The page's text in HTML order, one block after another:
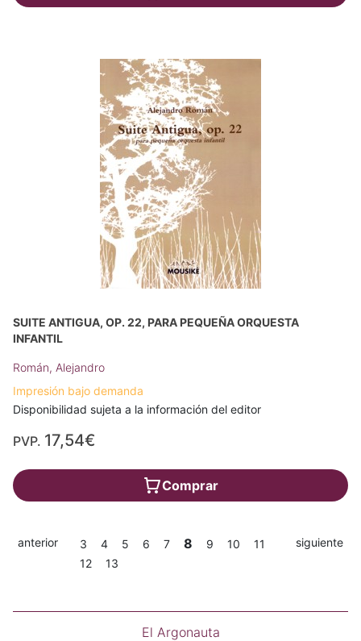
SUITE ANTIGUA, OP. 22, PARA PEQUEÑA ORQUESTA
INFANTIL
Román, Alejandro
Impresión bajo demanda
Disponibilidad sujeta a la información del editor
PVP. 17,54€
Comprar
anterior 3 4 5 6 7 8 9 10
11
12
13
siguiente
El Argonauta